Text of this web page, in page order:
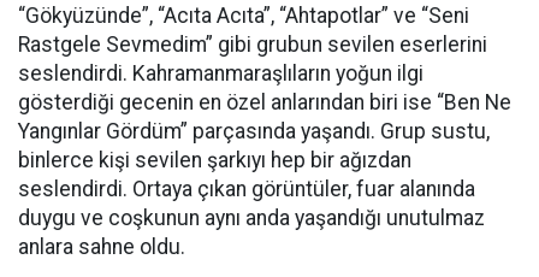
“Gökyüzünde”, “Acıta Acıta”, “Ahtapotlar” ve “Seni
Rastgele Sevmedim” gibi grubun sevilen eserlerini
seslendirdi. Kahramanmaraşlıların yoğun ilgi
gösterdiği gecenin en özel anlarından biri ise “Ben Ne
Yangınlar Gördüm” parçasında yaşandı. Grup sustu,
binlerce kişi sevilen şarkıyı hep bir ağızdan
seslendirdi. Ortaya çıkan görüntüler, fuar alanında
duygu ve coşkunun aynı anda yaşandığı unutulmaz
anlara sahne oldu.